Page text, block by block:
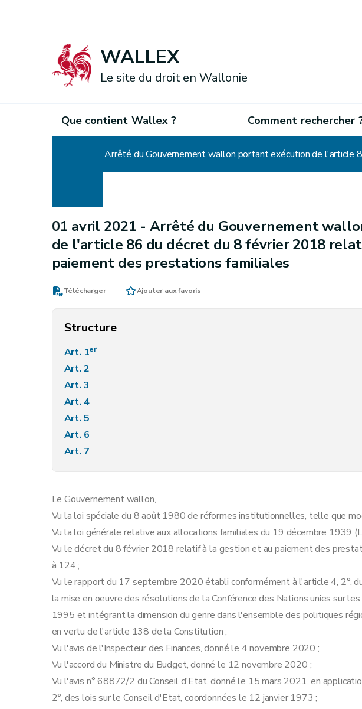
WALLEX
Le site du droit en Wallonie
Que contient Wallex ? Comment rechercher
Arrêté du Gouvernement wallon portant exécution de
01 avril 2021 - Arrêté du Gouvernement
de l'article 86 du décret du 8 février 2018
paiement des prestations familiales
Télécharger Ajouter aux favoris
Structure
Art. 1er
Art. 2
Art. 3
Art. 4
Art. 5
Art. 6
Art. 7
Le Gouvernement wallon,
Vu la loi spéciale du 8 août 1980 de réformes institutionnelles, telle que
Vu la loi générale relative aux allocations familiales du 19 décembre 1939
Vu le décret du 8 février 2018 relatif à la gestion et au paiement des
à 124 ;
Vu le rapport du 17 septembre 2020 établi conformément à l'article 4, 2°,
la mise en oeuvre des résolutions de la Conférence des Nations unies sur
1995 et intégrant la dimension du genre dans l'ensemble des politiques
en vertu de l'article 138 de la Constitution ;
Vu l'avis de l'Inspecteur des Finances, donné le 4 novembre 2020 ;
Vu l'accord du Ministre du Budget, donné le 12 novembre 2020 ;
Vu l'avis n° 68872/2 du Conseil d'Etat, donné le 15 mars 2021, en
2°, des lois sur le Conseil d'Etat, coordonnées le 12 janvier 1973 ;